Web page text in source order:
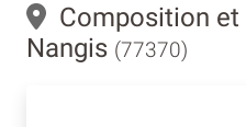
Composition
Nangis (77370)